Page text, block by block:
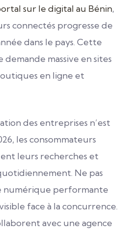
sur le digital au Bénin,
connectés progresse de
dans le pays. Cette
massive en sites
en ligne et
des entreprises n’est
les consommateurs
leurs recherches et
Ne pas
numérique performante
face à la concurrence.
avec une agence